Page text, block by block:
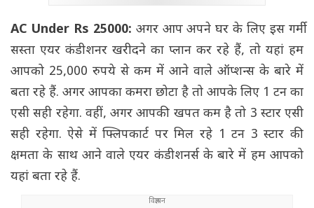
AC Under Rs 25000: अगर आप अपने घर के लिए इस गर्मी
सस्ता एयर कंडीशनर खरीदने का प्लान कर रहे हैं, तो यहां हम
आपको 25,000 रुपये से कम में आने वाले ऑप्शन्स के बारे में
बता रहे हैं. अगर आपका कमरा छोटा है तो आपके लिए 1 टन का
एसी सही रहेगा. वहीं, अगर आपकी खपत कम है तो 3 स्टार एसी
सही रहेगा. ऐसे में फ्लिपकार्ट पर मिल रहे 1 टन 3 स्टार की
क्षमता के साथ आने वाले एयर कंडीशनर्स के बारे में हम आपको
यहां बता रहे हैं.